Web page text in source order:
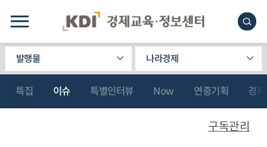
발행물 나라경제
특집 이슈 특별인터뷰 Now 연중기획 경
구독관리